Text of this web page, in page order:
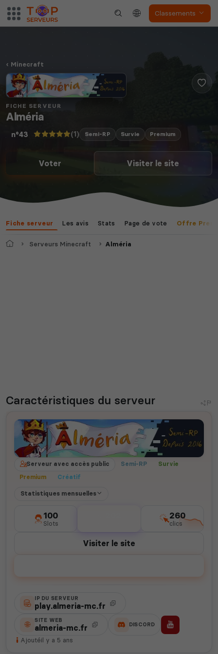
Classements
Minecraft
FICHE SERVEUR
Alméria
n°43 (1) Semi-RP Survie Premium
Voter Visiter le site
Fiche serveur Les avis Stats Page de vote Offre
AccueilServeurs Minecraft Alméria
Caractéristiques du serveur
Serveur avec accès public Semi-RP
Survie
Premium
Créatif
Statistiques mensuelles
100
Slots
260
clics
Visiter le site
IP DU SERVEUR
play.almeria-mc.fr
SITE WEB
almeria-mc.fr DISCORD
Ajoutéil y a 5 ans